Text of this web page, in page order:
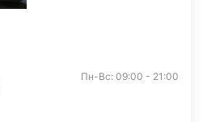
Пн-Вс: 09:00 - 21:00